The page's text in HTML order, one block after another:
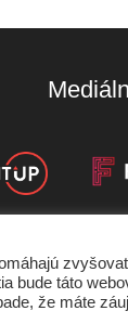
Ochrana
bude táto
že máte